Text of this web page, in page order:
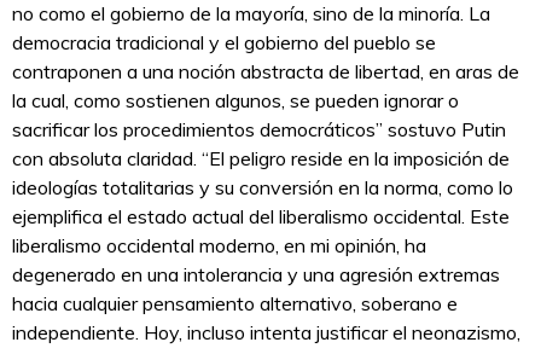
no como el gobierno de la mayoría, sino de la minoría. La
democracia tradicional y el gobierno del pueblo se
contraponen a una noción abstracta de libertad, en aras de
la cual, como sostienen algunos, se pueden ignorar o
sacrificar los procedimientos democráticos” sostuvo Putin
con absoluta claridad. “El peligro reside en la imposición de
ideologías totalitarias y su conversión en la norma, como lo
ejemplifica el estado actual del liberalismo occidental. Este
liberalismo occidental moderno, en mi opinión, ha
degenerado en una intolerancia y una agresión extremas
hacia cualquier pensamiento alternativo, soberano e
independiente. Hoy, incluso intenta justificar el neonazismo,